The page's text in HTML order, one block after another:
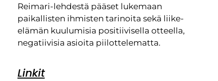
Reimari-lehdestä pääset lukemaan
paikallisten ihmisten tarinoita sekä liike-
elämän kuulumisia positiivisella otteella,
negatiivisia asioita piilottelematta.
Linkit